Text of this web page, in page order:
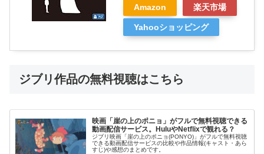
Amazon 楽天市場
Yahooショッピング
ジブリ作品の無料視聴はこちら
映画「崖の上のポニョ」がフルで無料視聴できる
動画配信サービス。HuluやNetflixで観れる？
ジブリ映画「崖の上のポニョ(PONYO)」がフルで無料視聴
できる動画配信サービスの比較や作品情報(キャスト・あら
すじ)や感想のまとめです。